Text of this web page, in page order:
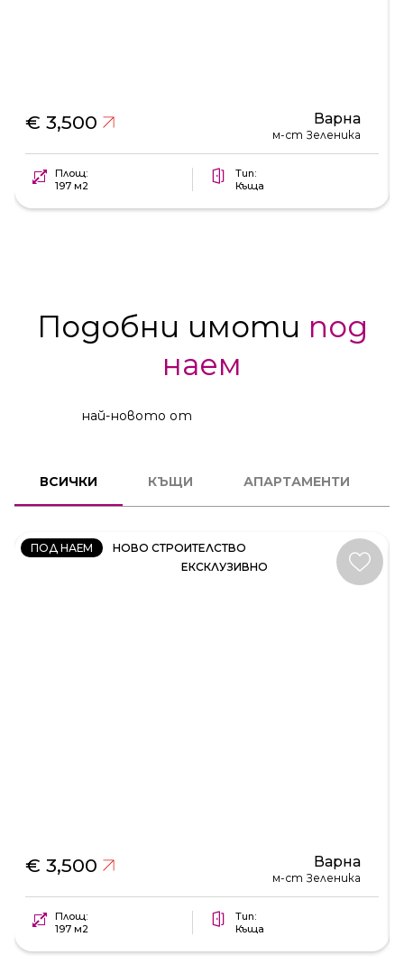
€ 3,500 Варна
м-ст Зеленика
Площ:
197 м2
Тип:
Къща
Подобни имоти под
наем
най-новото от
ВСИЧКИ КЪЩИ АПАРТАМЕНТИ
ПОД НАЕМ
НОВО СТРОИТЕЛСТВО
ЕКСКЛУЗИВНО
КЪЩА
КОД:
35414
€ 3,500 Варна
м-ст Зеленика
Площ:
197 м2
Тип:
Къща